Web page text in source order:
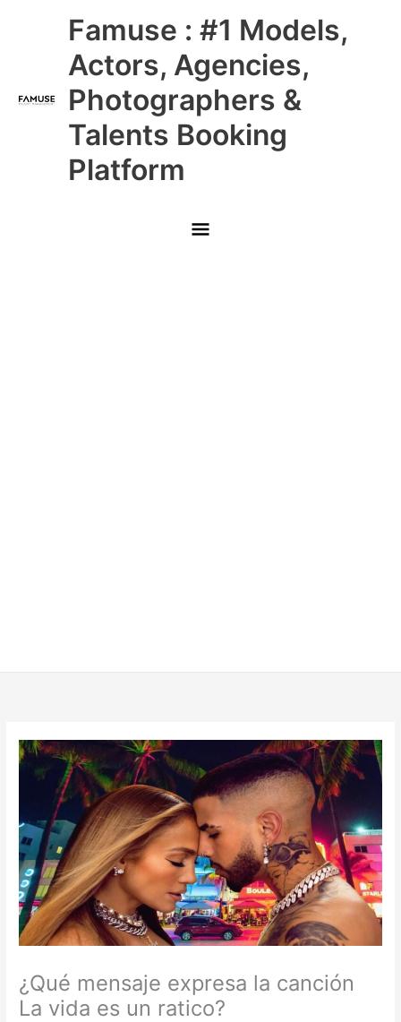
Famuse : #1 Models,
Actors, Agencies,
Photographers &
Talents Booking
Platform
Main
Menu
¿Qué mensaje expresa la canción
La vida es un ratico?